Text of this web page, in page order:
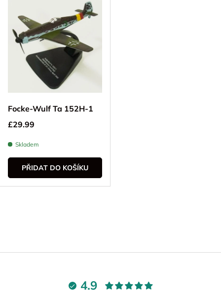
Focke-Wulf Ta 152H-1
Běžná cena
£29.99
Skladem
PŘIDAT DO KOŠÍKU
4.9